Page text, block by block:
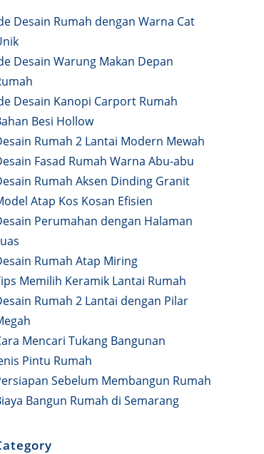
Desain Rumah dengan Warna Cat
Desain Warung Makan Depan
Desain Kanopi Carport Rumah
Besi Hollow
Rumah 2 Lantai Modern Mewah
Fasad Rumah Warna Abu-abu
Rumah Aksen Dinding Granit
Atap Kos Kosan Efisien
Perumahan dengan Halaman
Rumah Atap Miring
Memilih Keramik Lantai Rumah
Rumah 2 Lantai dengan Pilar
Mencari Tukang Bangunan
Pintu Rumah
Sebelum Membangun Rumah
Bangun Rumah di Semarang